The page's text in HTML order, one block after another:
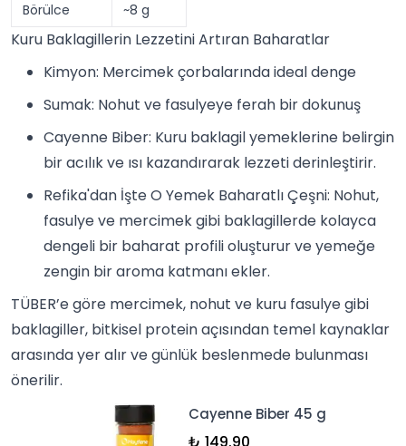
Börülce
~8 g
Kuru Baklagillerin Lezzetini Artıran Baharatlar
Kimyon: Mercimek çorbalarında ideal denge
Sumak: Nohut ve fasulyeye ferah bir dokunuş
Cayenne Biber: Kuru baklagil yemeklerine belirgin
bir acılık ve ısı kazandırarak lezzeti derinleştirir.
Refika'dan İşte O Yemek Baharatlı Çeşni: Nohut,
fasulye ve mercimek gibi baklagillerde kolayca
dengeli bir baharat profili oluşturur ve yemeğe
zengin bir aroma katmanı ekler.
TÜBER’e göre mercimek, nohut ve kuru fasulyegibi
baklagiller, bitkisel protein açısından temel kaynaklar
arasında yer alır ve günlük beslenmede bulunması
önerilir.
Cayenne Biber 45 g